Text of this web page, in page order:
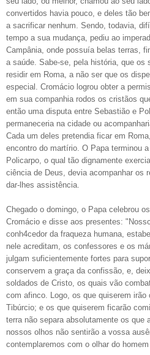
convertidos havia pouco, e deles tão
a sacrificar nenhum. Sendo, todavia,
tempo a sua mudança, pediu ao
Campânia, onde possuía belas terras,
a saúde. Sabe-se, pela história, que os
residir em Roma, a não ser que os
especial. Cromácio logrou obter a
em sua companhia rodos os cristãos
então uma disputa entre Sebastião e
permaneceria na cidade ou
Cada um deles pretendia ficar em
encontro do martírio. O Papa terminou
Policarpo, o qual tão dignamente
ciência de Deus, devia acompanhar os
dar-lhes assistência.
Chegado o domingo, o Papa celebrou
Cromácio e disse aos presentes:
conh4cedor da fraqueza humana,
nele acreditam, os confessores e os
julgam suficientemente fortes para
conservem a graça da confissão, e,
soldados de Cristo, os quais vão
com afinco. Logo, os que quiserem
Tibúrcio; e os que quiserem ficarão
terra não separa absolutamente os que
nossos olhos não sentirão a vossa
contemplaremos com o olhar do homem